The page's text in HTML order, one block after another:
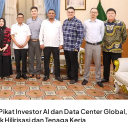
Investor AI dan Data Center Global,
Hilirisasi dan Tenaga Kerja